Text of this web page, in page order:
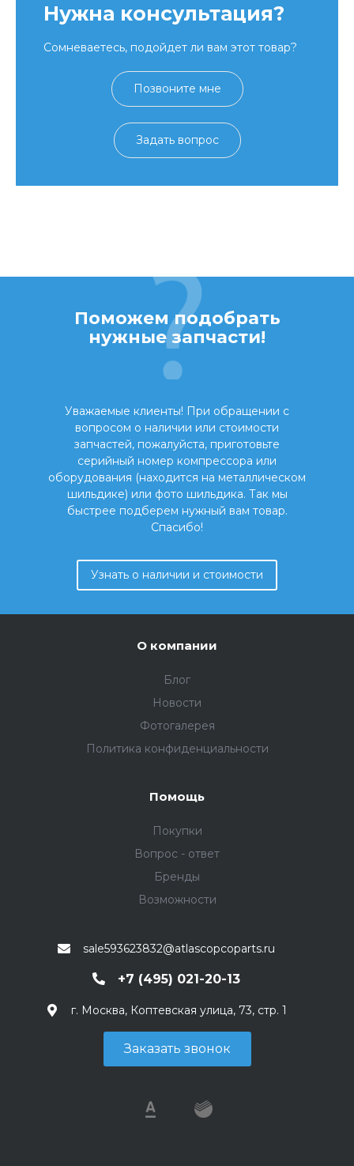
Нужна консультация?
Сомневаетесь, подойдет ли вам этот товар?
Позвоните мне
Задать вопрос
Поможем подобрать
нужные запчасти!
Уважаемые клиенты! При обращении с
вопросом о наличии или стоимости
запчастей, пожалуйста, приготовьте
серийный номер компрессора или
оборудования (находится на металлическом
шильдике) или фото шильдика. Так мы
быстрее подберем нужный вам товар.
Спасибо!
Узнать о наличии и стоимости
О компании
Блог
Новости
Фотогалерея
Политика конфиденциальности
Помощь
Покупки
Вопрос - ответ
Бренды
Возможности
sale593623832@atlascopcoparts.ru
+7 (495) 021-20-13
г. Москва, Коптевская улица, 73, стр. 1
Заказать звонок